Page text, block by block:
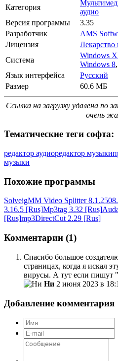
Категория
аудио
Версия программы
3.35
Разработчик
AMS
Лицензия
Лекарство
Система
Windows
Windows 8,
Язык интерфейса
Русский
Размер
60.6 МБ
Ссылка на загрузку удалена по
очень
Тематические теги софта:
редактор аудиоредактор музыки
музыки
Похожие программы
SolveigMM Video Splitter
3.16.5 [Rus]Mp3tag 3.32 [Rus]
[Rus]mp3DirectCut 2.29 [Rus]
Комментарии (1)
Спасибо большое
страницах, когда я искал
вирусы. А тут если пишут
Ни 2 июня 2023 в
Добавление комментария